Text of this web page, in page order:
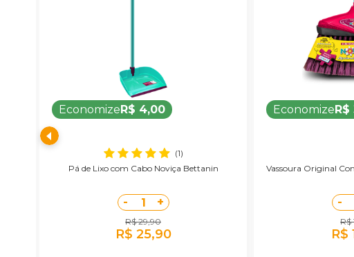
Economize R$ 4,00
(1)
Pá de Lixo com Cabo Noviça Bettanin
- 1 +
R$ 29,90
R$ 25,90
Economize
Vassoura Original
-
R$
R$